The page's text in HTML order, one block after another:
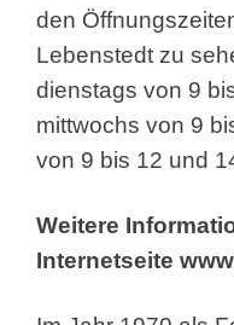
den
Lebenstedt zu
dienstags von 9
mittwochs von 9
von 9 bis 12 und
Weitere
Internetseite